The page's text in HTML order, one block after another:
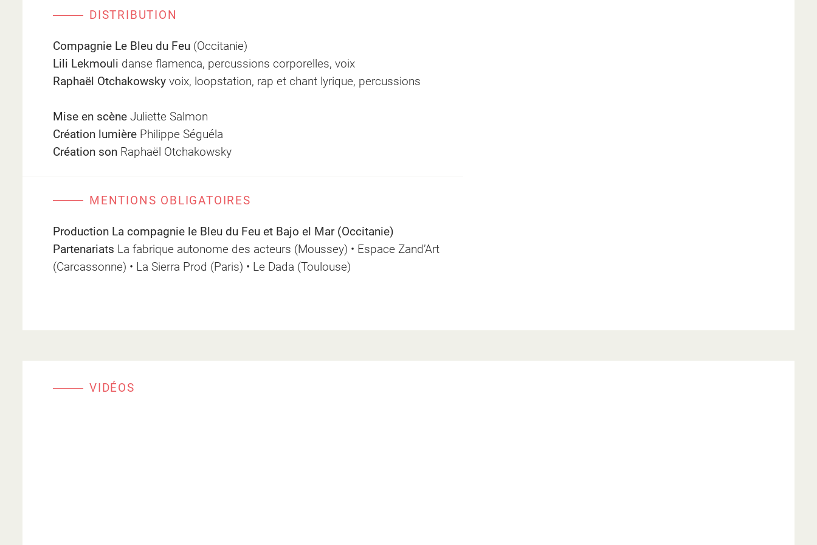
DISTRIBUTION
Compagnie Le Bleu du Feu (Occitanie)
Lili Lekmouli danse flamenca, percussions corporelles, voix
Raphaël Otchakowsky voix, loopstation, rap et chant lyrique, percussions
Mise en scène Juliette Salmon
Création lumière Philippe Séguéla
Création son Raphaël Otchakowsky
MENTIONS OBLIGATOIRES
Production La compagnie le Bleu du Feu et Bajo el Mar (Occitanie)
Partenariats La fabrique autonome des acteurs (Moussey) • Espace Zand’Art
(Carcassonne) • La Sierra Prod (Paris) • Le Dada (Toulouse)
VIDÉOS